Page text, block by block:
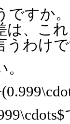
ですか
は、こ
うわけ